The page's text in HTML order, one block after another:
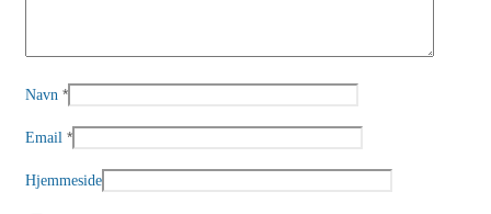
Navn *
Email *
Hjemmeside